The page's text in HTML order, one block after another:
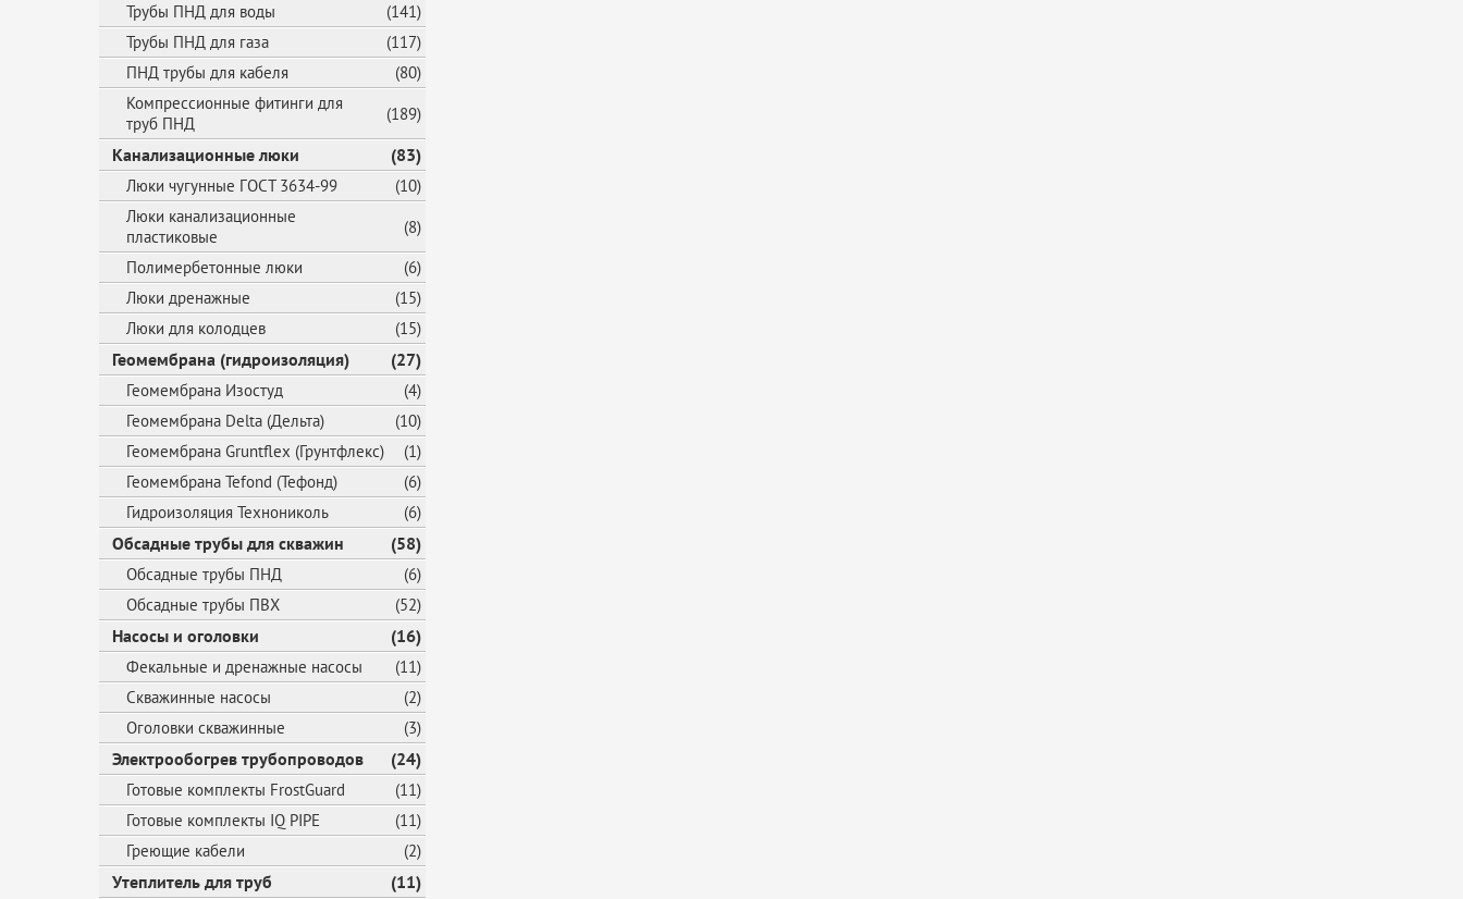
Трубы ПНД для воды
(141)
Трубы ПНД для газа
(117)
ПНД трубы для кабеля
(80)
Компрессионные фитинги для
труб ПНД
(189)
Канализационные люки (83)
Люки чугунные ГОСТ 3634-99
(10)
Люки канализационные
пластиковые
(8)
Полимербетонные люки
(6)
Люки дренажные
(15)
Люки для колодцев
(15)
Геомембрана (гидроизоляция) (27)
Геомембрана Изостуд
(4)
Геомембрана Delta (Дельта)
(10)
Геомембрана Gruntflex (Грунтфлекс)
(1)
Геомембрана Tefond (Тефонд)
(6)
Гидроизоляция Технониколь
(6)
Обсадные трубы для скважин (58)
Обсадные трубы ПНД
(6)
Обсадные трубы ПВХ
(52)
Насосы и оголовки (16)
Фекальные и дренажные насосы
(11)
Скважинные насосы
(2)
Оголовки скважинные
(3)
Электрообогрев трубопроводов (24)
Готовые комплекты FrostGuard
(11)
Готовые комплекты IQ PIPE
(11)
Греющие кабели
(2)
Утеплитель для труб (11)